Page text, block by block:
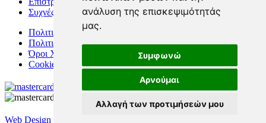
ανάλυση της επισκεψιμότητάς
μας.
Συμφωνώ
Αρνούμαι
Αλλαγή των προτιμήσεών μου
Συχνές Ερωτήσεις
Πολιτική Απορρήτου
Πολιτική Cookies
Όροι Χρήσης
Cookies preferences
Web Design